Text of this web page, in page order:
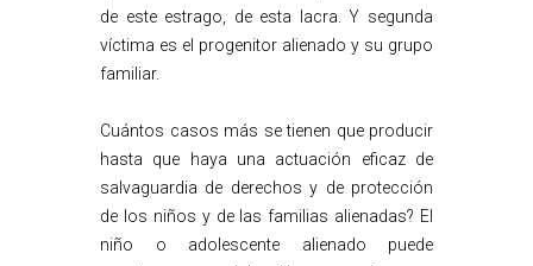
de este estrago, de esta lacra. Y segunda
víctima es el progenitor alienado y su grupo
familiar.
Cuántos casos más se tienen que producir
hasta que haya una actuación eficaz de
salvaguardia de derechos y de protección
de los niños y de las familias alienadas? El
niño o adolescente alienado puede